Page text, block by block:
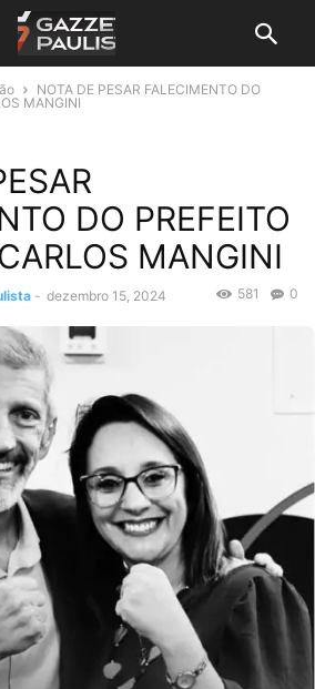
NOTA DE PESAR FALECIMENTO DO
MANGINI
DO PREFEITO
MANGINI
- dezembro 15, 2024 0
581